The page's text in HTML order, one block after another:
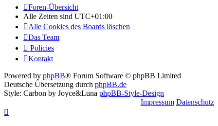
Foren-Übersicht
Alle Zeiten sind UTC+01:00
Alle Cookies des Boards löschen
Das Team
Policies
Kontakt
Powered by phpBB® Forum Software © phpBB Limited
Deutsche Übersetzung durch phpBB.de
Style: Carbon by Joyce&Luna phpBB-Style-Design
Impressum Datenschutz